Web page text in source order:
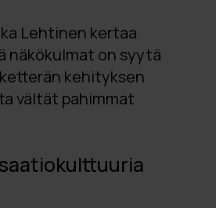
Lehtinen kertaa
näkökulmat on syytä
kehityksen
vältät pahimmat